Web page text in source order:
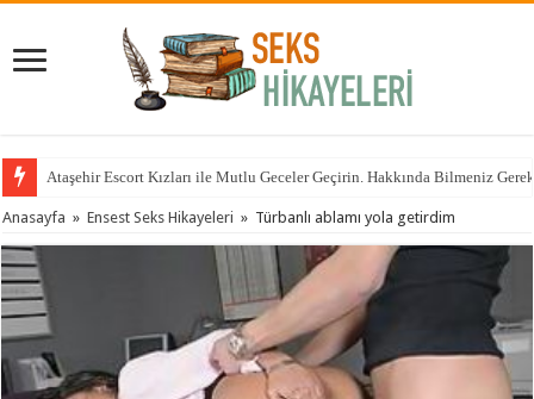
Ataşehir Escort Kızları ile Mutlu Geceler Geçirin. Hakkında Bilmeniz
Anasayfa » Ensest Seks Hikayeleri » Türbanlı ablamı yola getirdim